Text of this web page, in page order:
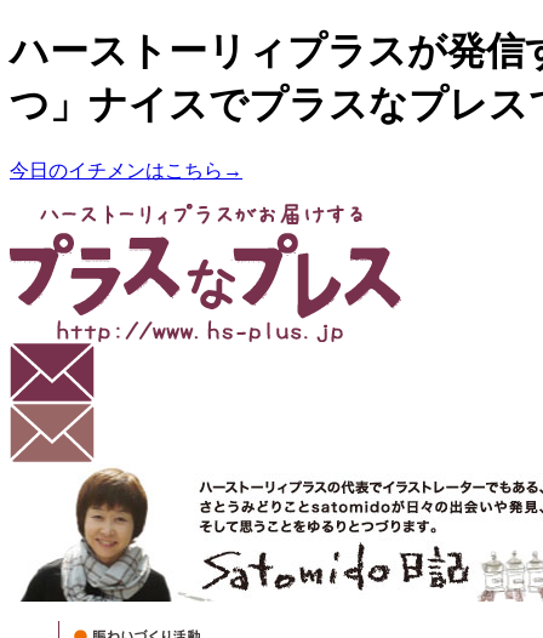
ハーストーリィプラスが発信
つ」ナイスでプラスなプレス
今日のイチメンはこちら→